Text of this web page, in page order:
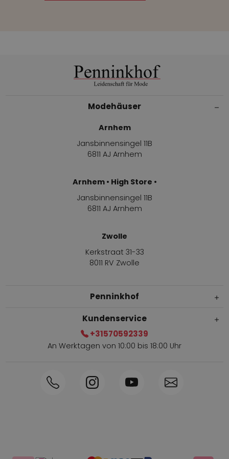
Modehäuser
Arnhem
Jansbinnensingel 11B
6811 AJ Arnhem
Arnhem • High Store •
Jansbinnensingel 11B
6811 AJ Arnhem
Zwolle
Kerkstraat 31-33
8011 RV Zwolle
Penninkhof
Telefonische Bestellung möglich
Kundenservice
+31570592339
An Werktagen von 10:00 bis 18:00 Uhr